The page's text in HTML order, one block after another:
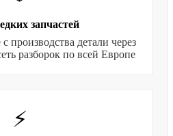
запчастей
производства детали через
разборок по всей Европе
⚡